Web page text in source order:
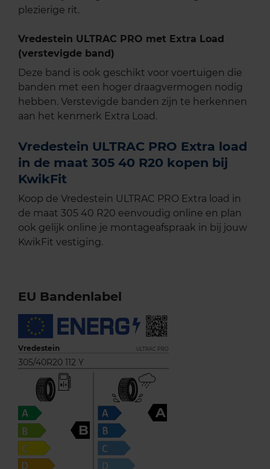
plezierige rit.
Vredestein ULTRAC PRO met Extra Load
(verstevigde band)
Deze band is ook geschikt voor voertuigen die
banden met een hoger draagvermogen nodig
hebben. Verstevigde banden zijn te herkennen
aan het kenmerk Extra Load.
Vredestein ULTRAC PRO Extra load
in de maat 305 40 R20 kopen bij
KwikFit
Koop de Vredestein ULTRAC PRO Extra load in
de maat 305 40 R20 eenvoudig online en plan
ook gelijk online je montageafspraak in bij jouw
KwikFit vestiging.
EU Bandenlabel
Vredestein ULTRAC PRO
305/40R20 112 Y
B
A